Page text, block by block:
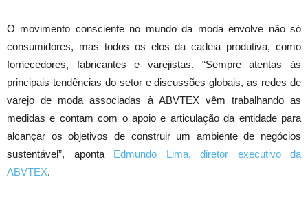
O movimento consciente no mundo da moda envolve não só
consumidores, mas todos os elos da cadeia produtiva, como
fornecedores, fabricantes e varejistas. “Sempre atentas às
principais tendências do setor e discussões globais, as redes de
varejo de moda associadas à ABVTEX vêm trabalhando as
medidas e contam com o apoio e articulação da entidade para
alcançar os objetivos de construir um ambiente de negócios
sustentável”, aponta Edmundo Lima, diretor executivo da
ABVTEX.